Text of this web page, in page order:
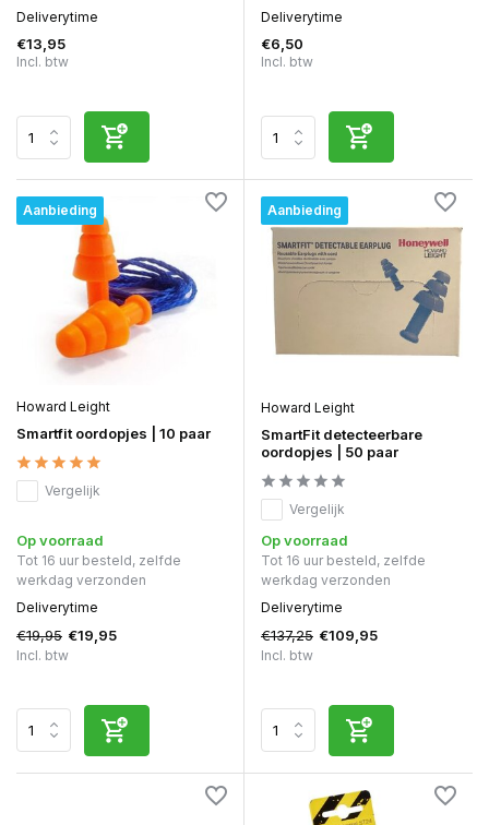
Deliverytime
€13,95
Incl. btw
Deliverytime
€6,50
Incl. btw
Aanbieding
Howard Leight
Smartfit oordopjes | 10 paar
Vergelijk
Op voorraad
Tot 16 uur besteld, zelfde
werkdag verzonden
Deliverytime
€19,95 €19,95
Incl. btw
Aanbieding
Howard Leight
SmartFit detecteerbare
oordopjes | 50 paar
Vergelijk
Op voorraad
Tot 16 uur besteld, zelfde
werkdag verzonden
Deliverytime
€137,25 €109,95
Incl. btw